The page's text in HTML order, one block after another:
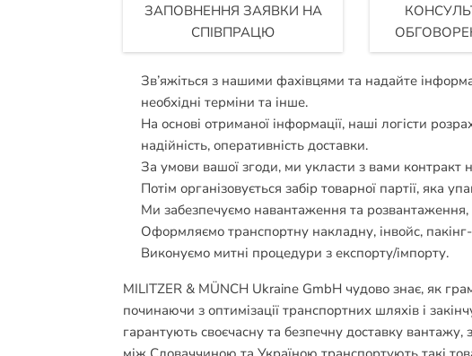
ЗАПОВНЕННЯ ЗАЯВКИ НА
СПІВПРАЦЮ
Зв’яжіться з нашими фахівцями та надайте
необхідні терміни та інше.
На основі отриманої інформації, наші логісти
надійність, оперативність доставки.
За умови вашої згоди, ми укласти з вами контракт
Потім організовується забір товарної партії, яка
Ми забезпечуємо навантаження та розвантаження,
Оформляємо транспортну накладну, інвойс, пакінг-
Виконуємо митні процедури з експорту/імпорту.
MILITZER & MÜNCH Ukraine GmbH чудово знає, як
починаючи з оптимізації транспортних шляхів і
гарантують своєчасну та безпечну доставку вантажу,